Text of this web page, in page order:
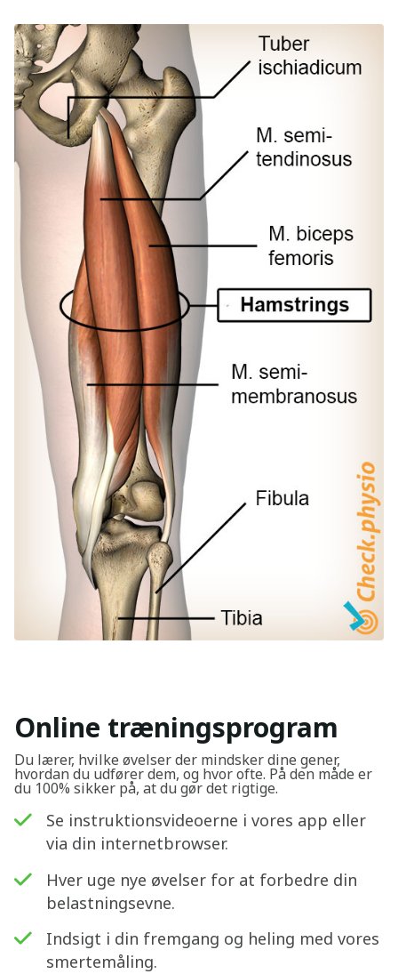
Online træningsprogram
Du lærer, hvilke øvelser der mindsker dine gener,
hvordan du udfører dem, og hvor ofte. På den måde er
du 100% sikker på, at du gør det rigtige.
Se instruktionsvideoerne i vores app eller
via din internetbrowser.
Hver uge nye øvelser for at forbedre din
belastningsevne.
Indsigt i din fremgang og heling med vores
smertemåling.